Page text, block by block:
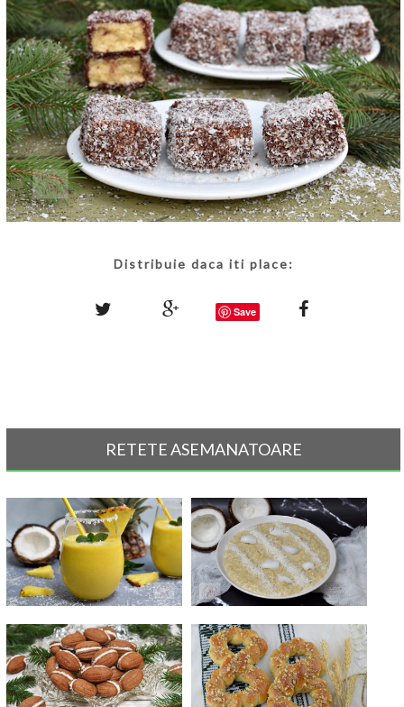
Distribuie daca iti place:
Save
RETETE ASEMANATOARE
Smoothie tropical cu cocos si
anana[...]
Terci de ovaz cu lapte de cocos